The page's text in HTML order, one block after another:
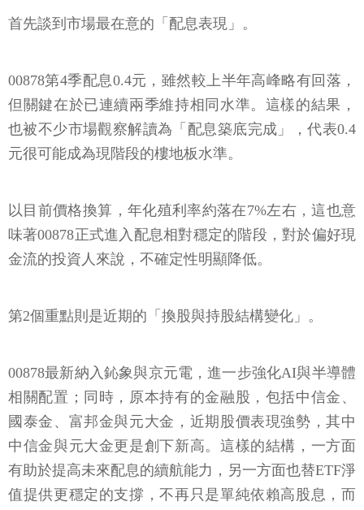
首先談到市場最在意的「配息表現」。
00878第4季配息0.4元，雖然較上半年高峰略有回落，
但關鍵在於已連續兩季維持相同水準。這樣的結果，
也被不少市場觀察解讀為「配息築底完成」，代表0.4
元很可能成為現階段的樓地板水準。
以目前價格換算，年化殖利率約落在7%左右，這也意
味著00878正式進入配息相對穩定的階段，對於偏好現
金流的投資人來說，不確定性明顯降低。
第2個重點則是近期的「換股與持股結構變化」。
00878最新納入鈊象與京元電，進一步強化AI與半導體
相關配置；同時，原本持有的金融股，包括中信金、
國泰金、富邦金與元大金，近期股價表現強勢，其中
中信金與元大金更是創下新高。這樣的結構，一方面
有助於提高未來配息的續航能力，另一方面也替ETF淨
值提供更穩定的支撐，不再只是單純依賴高股息，而